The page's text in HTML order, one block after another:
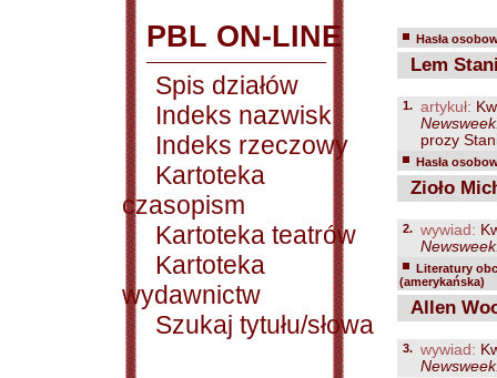
PBL ON-LINE
Spis działów
Indeks nazwisk
Indeks rzeczowy
Kartoteka
czasopism
Kartoteka teatrów
Kartoteka
wydawnictw
Szukaj tytułu/słowa
Hasła
Lem
1. artykuł:
prozy
Hasła
Zioło
2. wywiad:
Literatury
(amerykańska)
Allen
3. wywiad: